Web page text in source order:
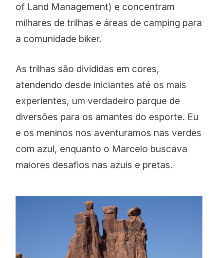
of Land Management) e concentram
milhares de trilhas e áreas de camping para
a comunidade biker.
As trilhas são divididas em cores,
atendendo desde iniciantes até os mais
experientes, um verdadeiro parque de
diversões para os amantes do esporte. Eu
e os meninos nos aventuramos nas verdes
com azul, enquanto o Marcelo buscava
maiores desafios nas azuis e pretas.